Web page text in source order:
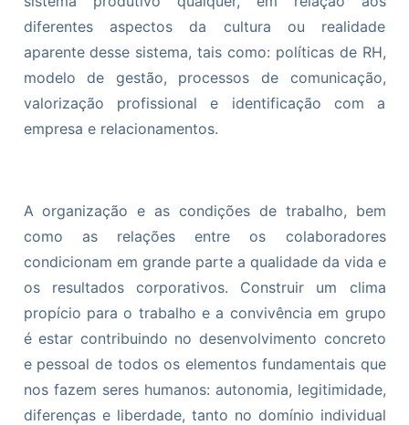
diferentes aspectos da cultura ou realidade
aparente desse sistema, tais como: políticas de RH,
modelo de gestão, processos de comunicação,
valorização profissional e identificação com a
empresa e relacionamentos.
A organização e as condições de trabalho, bem
como as relações entre os colaboradores
condicionam em grande parte a qualidade da vida e
os resultados corporativos. Construir um clima
propício para o trabalho e a convivência em grupo
é estar contribuindo no desenvolvimento concreto
e pessoal de todos os elementos fundamentais que
nos fazem seres humanos: autonomia, legitimidade,
diferenças e liberdade, tanto no domínio individual